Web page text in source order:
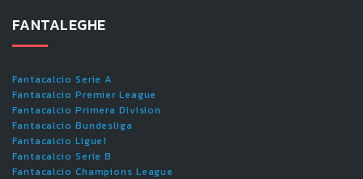
FANTALEGHE
Fantacalcio Serie A
Fantacalcio Premier League
Fantacalcio Primera Division
Fantacalcio Bundesliga
Fantacalcio Ligue1
Fantacalcio Serie B
Fantacalcio Champions League